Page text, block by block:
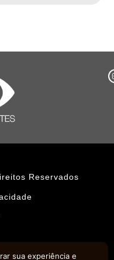
Reservados
sua experiência e